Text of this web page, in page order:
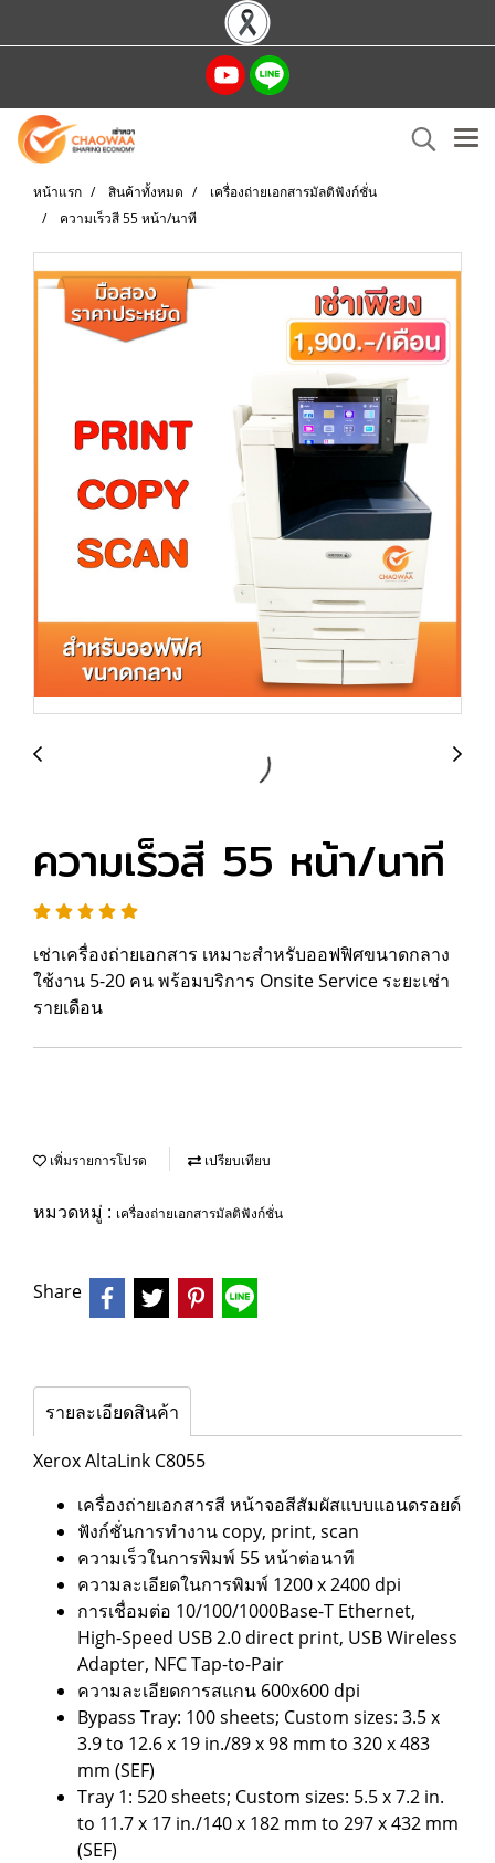
หน้าแรก สินค้าทั้งหมด
เครื่องถ่ายเอกสารมัลติฟังก์ชั่น
ความเร็วสี 55 หน้า/นาที
ความเร็วสี 55 หน้า/นาที
เช่าเครื่องถ่ายเอกสาร เหมาะสำหรับออฟฟิศขนาดกลาง
ใช้งาน 5-20 คน พร้อมบริการ Onsite Service ระยะเช่า
รายเดือน
เพิ่มรายการโปรด เปรียบเทียบ
หมวดหมู่ : เครื่องถ่ายเอกสารมัลติฟังก์ชั่น
Share
รายละเอียดสินค้า
Xerox AltaLink C8055
เครื่องถ่ายเอกสารสี หน้าจอสีสัมผัสแบบแอนดรอยด์
ฟังก์ชั่นการทำงาน copy, print, scan
ความเร็วในการพิมพ์ 55 หน้าต่อนาที
ความละเอียดในการพิมพ์ 1200 x 2400 dpi
การเชื่อมต่อ 10/100/1000Base-T Ethernet,
High-Speed USB 2.0 direct print, USB Wireless
Adapter, NFC Tap-to-Pair
ความละเอียดการสแกน 600x600 dpi
Bypass Tray: 100 sheets; Custom sizes: 3.5 x
3.9 to 12.6 x 19 in./89 x 98 mm to 320 x 483
mm (SEF)
Tray 1: 520 sheets; Custom sizes: 5.5 x 7.2 in.
to 11.7 x 17 in./140 x 182 mm to 297 x 432 mm
(SEF)